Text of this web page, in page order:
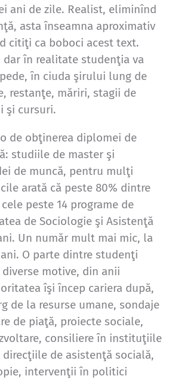
ani de zile. Realist, eliminînd
asta înseamna aproximativ
citiţi ca boboci acest text.
dar în realitate studenţia va
în ciuda şirului lung de
restanţe, măriri, stagii de
şi cursuri.
de obţinerea diplomei de
studiile de master şi
de muncă, pentru mulţi
arată că peste 80% dintre
peste 14 programe de
de Sociologie şi Asistenţă
Un număr mult mai mic, la
O parte dintre studenţi
motive, din anii
îşi încep cariera după,
de la resurse umane, sondaje
de piaţă, proiecte sociale,
consiliere în instituţiile
de asistenţă socială,
intervenţii în politici